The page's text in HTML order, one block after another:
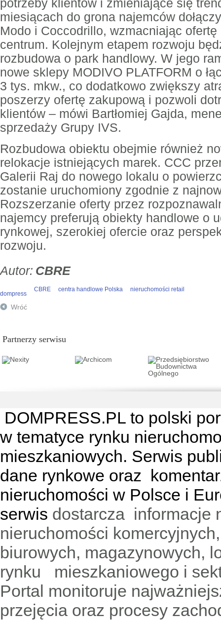
potrzeby klientów i zmieniające się
miesiącach do grona najemców
Modo i Coccodrillo, wzmacniając ofertę
centrum. Kolejnym etapem rozwoju
rozbudowa o park handlowy. W jego
nowe sklepy MODIVO PLATFORM o
3 tys. mkw., co dodatkowo zwiększy
poszerzy ofertę zakupową i pozwoli
klientów – mówi Bartłomiej Gajda,
sprzedaży Grupy IVS.
Rozbudowa obiektu obejmie również
relokacje istniejących marek. CCC
Galerii Raj do nowego lokalu o
zostanie uruchomiony zgodnie z
Rozszerzanie oferty przez
najemcy preferują obiekty handlowe o
rynkowej, szerokiej ofercie oraz
rozwoju.
CBRE
dompress
CBRE centra handlowe Polska nieruchomości retail
Wróć
Partnerzy serwisu
DOMPRESS.PL to polski
w tematyce rynku
mieszkaniowych. Serwis
dane rynkowe oraz
nieruchomości w Polsce i
serwis dostarcza informacje
nieruchomości
biurowych, magazynowych,
rynku mieszkaniowego i
Portal monitoruje
przejęcia oraz procesy